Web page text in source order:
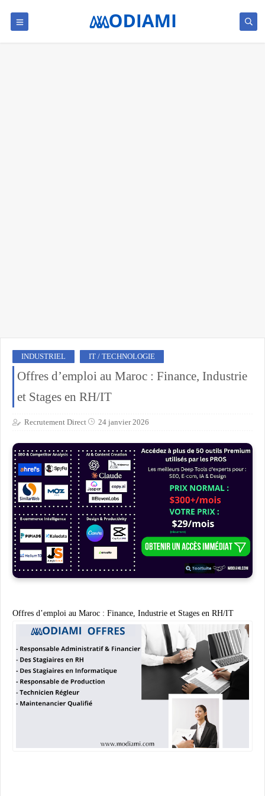
INDUSTRIEL IT / TECHNOLOGIE
Offres d’emploi au Maroc : Finance, Industrie
et Stages en RH/IT
Recrutement Direct 24 janvier 2026
Offres d’emploi au Maroc : Finance, Industrie et Stages en RH/IT